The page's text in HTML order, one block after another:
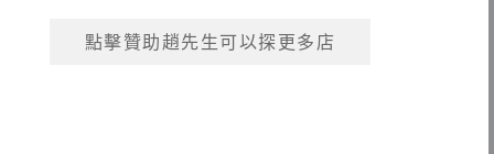
點擊贊助趙先生可以探更多店